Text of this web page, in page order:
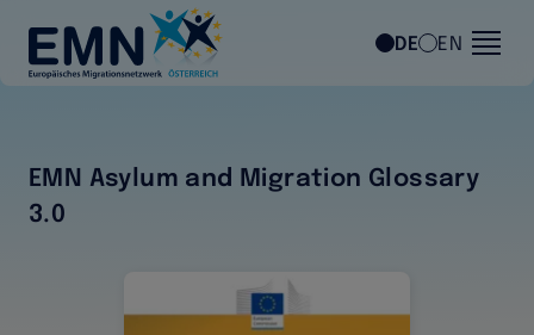
Direkt zum Inhalt
DE EN
EMN Asylum and Migration Glossary
3.0